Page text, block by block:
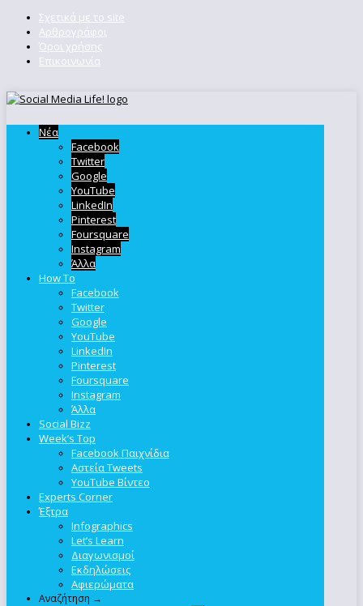
Σχετικά με το site
Αρθρογράφοι
Όροι χρήσης
Επικοινωνία
Νέα
Facebook
Twitter
Google
YouTube
LinkedIn
Pinterest
Foursquare
Instagram
Άλλα
How To
Facebook
Twitter
Google
YouTube
LinkedIn
Pinterest
Foursquare
Instagram
Άλλα
Social Bizz
Week’s Top
Facebook Παιχνίδια
Αστεία Tweets
YouTube Βίντεο
Experts Corner
Έξτρα
Infographics
Let’s Learn
Διαγωνισμοί
Εκδηλώσεις
Αφιερώματα
Αναζήτηση →